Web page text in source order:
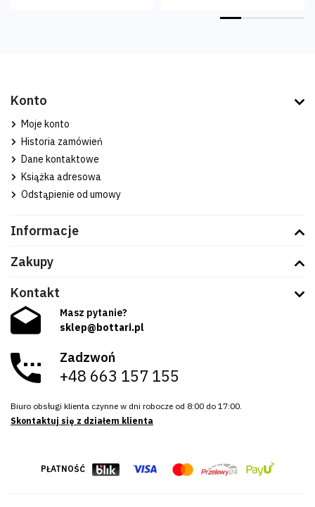
Konto
Moje konto
Historia zamówień
Dane kontaktowe
Książka adresowa
Odstąpienie od umowy
Informacje
Zakupy
Kontakt
Masz pytanie?
sklep@bottari.pl
Zadzwoń
+48 663 157 155
Biuro obsługi klienta czynne w dni robocze od 8:00 do 17:00.
Skontaktuj się z działem klienta
PŁATNOŚĆ